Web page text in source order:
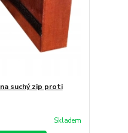
suchý zip proti
Skladem